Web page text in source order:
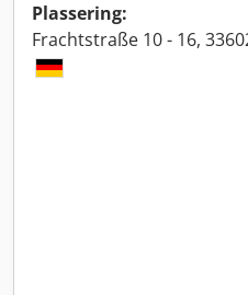
Plassering:
Frachtstraße 10 - 16,